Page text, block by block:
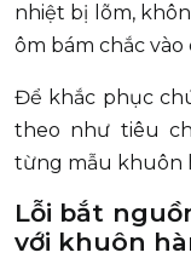
nhiệt bị lõm,
ôm bám chắc vào
Để khắc phục
theo như tiêu
từng mẫu khuôn
Lỗi bắt
với khuôn